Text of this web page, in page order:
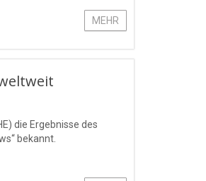
MEHR
die Ergebnisse des
bekannt.